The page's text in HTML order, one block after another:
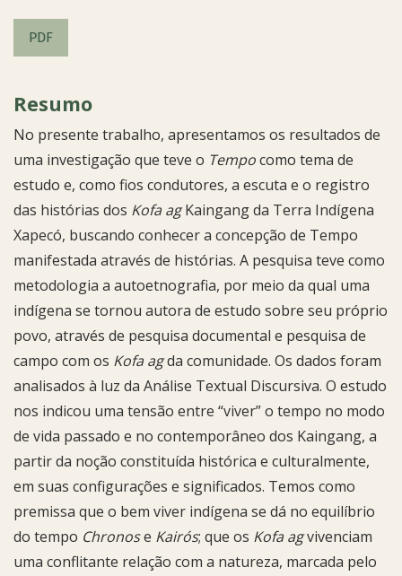
PDF
Resumo
No presente trabalho, apresentamos os resultados de
uma investigação que teve o Tempocomo tema de
estudo e, como fios condutores, a escuta e o registro
das histórias dos Kofa agKaingang da Terra Indígena
Xapecó, buscando conhecer a concepção de Tempo
manifestada através de histórias. A pesquisa teve como
metodologia a autoetnografia, por meio da qual uma
indígena se tornou autora de estudo sobre seu próprio
povo, através de pesquisa documental e pesquisa de
campo com os Kofa agda comunidade. Os dados foram
analisados à luz da Análise Textual Discursiva. O estudo
nos indicou uma tensão entre “viver” o tempo no modo
de vida passado e no contemporâneo dos Kaingang, a
partir da noção constituída histórica e culturalmente,
em suas configurações e significados. Temos como
premissa que o bem viver indígena se dá no equilíbrio
do tempo Chronose Kairós; que os Kofa agvivenciam
uma conflitante relação com a natureza, marcada pelo